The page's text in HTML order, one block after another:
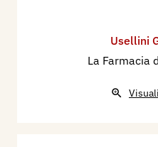
Usellini
La Farmacia